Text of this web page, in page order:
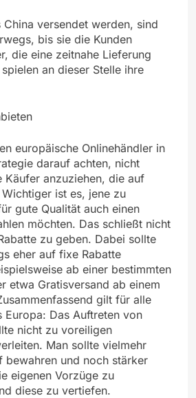
versendet werden, sind
bis sie die Kunden
die eine zeitnahe Lieferung
an dieser Stelle ihre
europäische Onlinehändler in
darauf achten, nicht
Käufer anzuziehen, die auf
ist es, jene zu
gute Qualität auch einen
möchten. Das schließt nicht
zu geben. Dabei sollte
eher auf fixe Rabatte
ab einer bestimmten
etwa Gratisversand ab einem
gilt für alle
Europa: Das Auftreten von
nicht zu voreiligen
Man sollte vielmehr
bewahren und noch stärker
eigenen Vorzüge zu
diese zu vertiefen.